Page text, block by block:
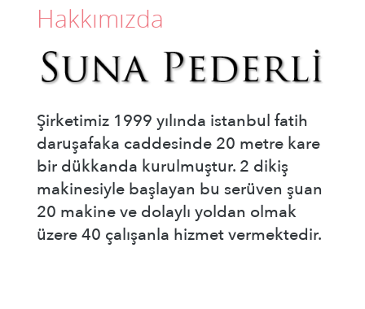
Hakkımızda
Şirketimiz 1999 yılında istanbul fatih
daruşafaka caddesinde 20 metre kare
bir dükkanda kurulmuştur. 2 dikiş
makinesiyle başlayan bu serüven şuan
20 makine ve dolaylı yoldan olmak
üzere 40 çalışanla hizmet vermektedir.